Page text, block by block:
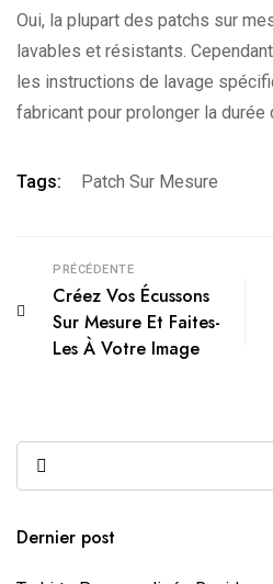
Oui, la plupart des patchs sur
lavables et résistants.
les instructions de lavage
fabricant pour prolonger la durée
Tags: Patch Sur Mesure
PRÉCÉDENTE
Créez Vos Écussons
Sur Mesure Et Faites-
Les À Votre Image
Dernier post